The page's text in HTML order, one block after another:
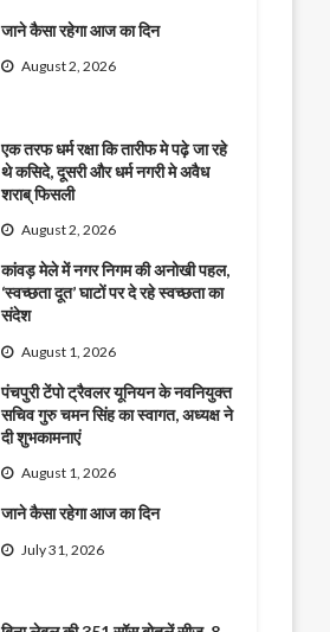
जाने कैसा रहेगा आज का दिन
August 2, 2026
एक तरफ धर्म रक्षा कि तारीफ मे पढ़े जा रहे
थे कसिदे, दूसरी और धर्म नगरी मे अवैध
शराब् फिसली
August 2, 2026
कांवड़ मेले में नगर निगम की अनोखी पहल,
‘स्वच्छता दूत’ घाटों पर दे रहे स्वच्छता का
संदेश
August 1, 2026
पंचपुरी टेंपो ट्रैवलर यूनियन के नवनियुक्त
सचिव गुरु चमन सिंह का स्वागत, अध्यक्ष ने
दी शुभकामनाएं
August 1, 2026
जाने कैसा रहेगा आज का दिन
July 31, 2026